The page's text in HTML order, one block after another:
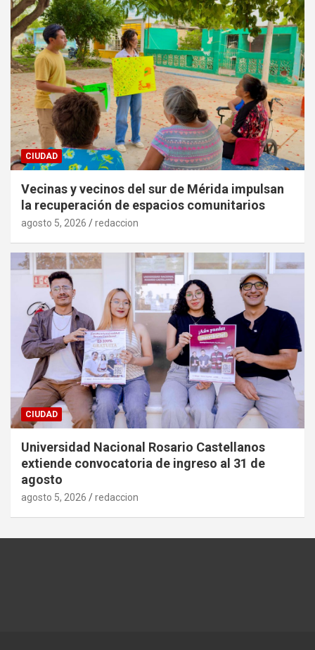
CIUDAD
Vecinas y vecinos del sur de Mérida impulsan
la recuperación de espacios comunitarios
agosto 5, 2026 redaccion
CIUDAD
Universidad Nacional Rosario Castellanos
extiende convocatoria de ingreso al 31 de
agosto
agosto 5, 2026 redaccion